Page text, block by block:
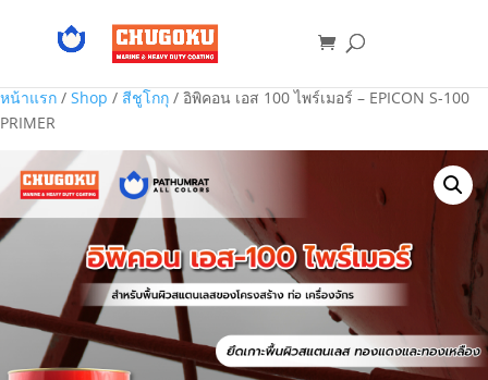
หน้าแรก / Shop / สีชูโกกุ / อิพิคอน เอส 100 ไพร์เมอร์ – EPICON S-100
PRIMER